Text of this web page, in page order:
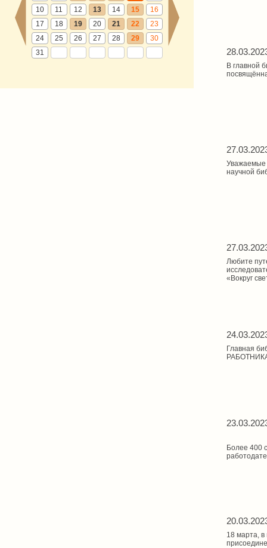
10
11 12 13 14 15
16
17
18 19 20 21 22
23
24
25 26 27 28 29
30
31
В главной
Уважаемые
научной
Любите
«Вокруг
Главная
Более 400
18 марта,